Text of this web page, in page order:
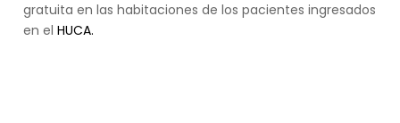
gratuita en las habitaciones de los pacientes ingresados
en elHUCA.